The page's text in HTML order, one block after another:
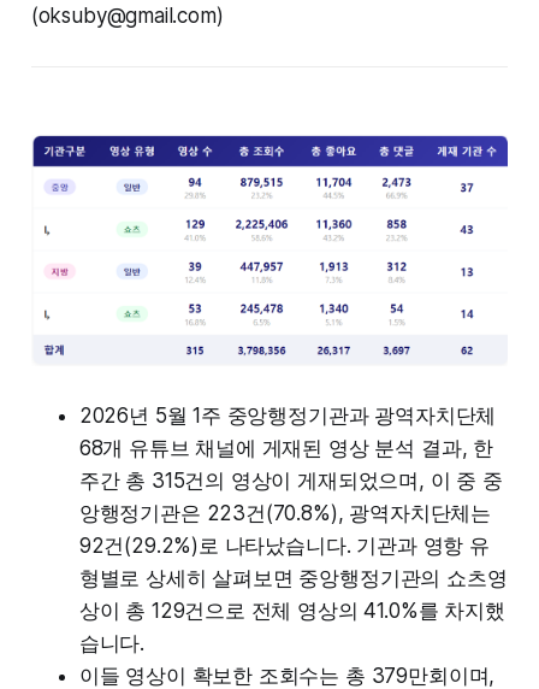
(oksuby@gmail.com)
2026년 5월 1주 중앙행정기관과 광역자치단체
68개 유튜브 채널에 게재된 영상 분석 결과, 한
주간 총 315건의 영상이 게재되었으며, 이 중 중
앙행정기관은 223건(70.8%), 광역자치단체는
92건(29.2%)로 나타났습니다. 기관과 영항 유
형별로 상세히 살펴보면 중앙행정기관의 쇼츠영
상이 총 129건으로 전체 영상의 41.0%를 차지했
습니다.
이들 영상이 확보한 조회수는 총 379만회이며,